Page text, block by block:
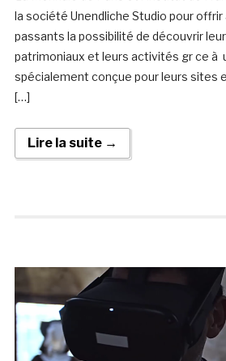
la société Unendliche Studio pour
passants la possibilité de découvrir
patrimoniaux et leurs activités gr ce à
spécialement conçue pour leurs sites
[…]
Lire la suite →